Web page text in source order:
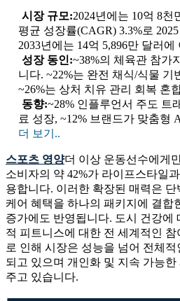
시장 규모:2024년에는 10억 8천
평균 성장률(CAGR) 3.3%로
2033년에는 14억 5,896만 달러
성장 동인:~38%의 체육관 참가
니다. ~22%는 완전 채식/식물 기
~26%는 상처 치유 관리 회복 혼
동향:~28% 인플루언서 주도 트
료 성장, ~12% 브랜드가 맞춤형
더 보기..
스포츠 영양더 이상 운동선수에게
소비자의 약 42%가 라이프스타일
용합니다. 이러한 확장된 매력은
케어 혜택을 하나의 패키지에 결합
증가에도 반영됩니다. 도시 건강에
적 피트니스에 대한 전 세계적인
로 인해 시장은 성능을 넘어 전체
되고 있으며 개인화 및 지속 가능
주고 있습니다.